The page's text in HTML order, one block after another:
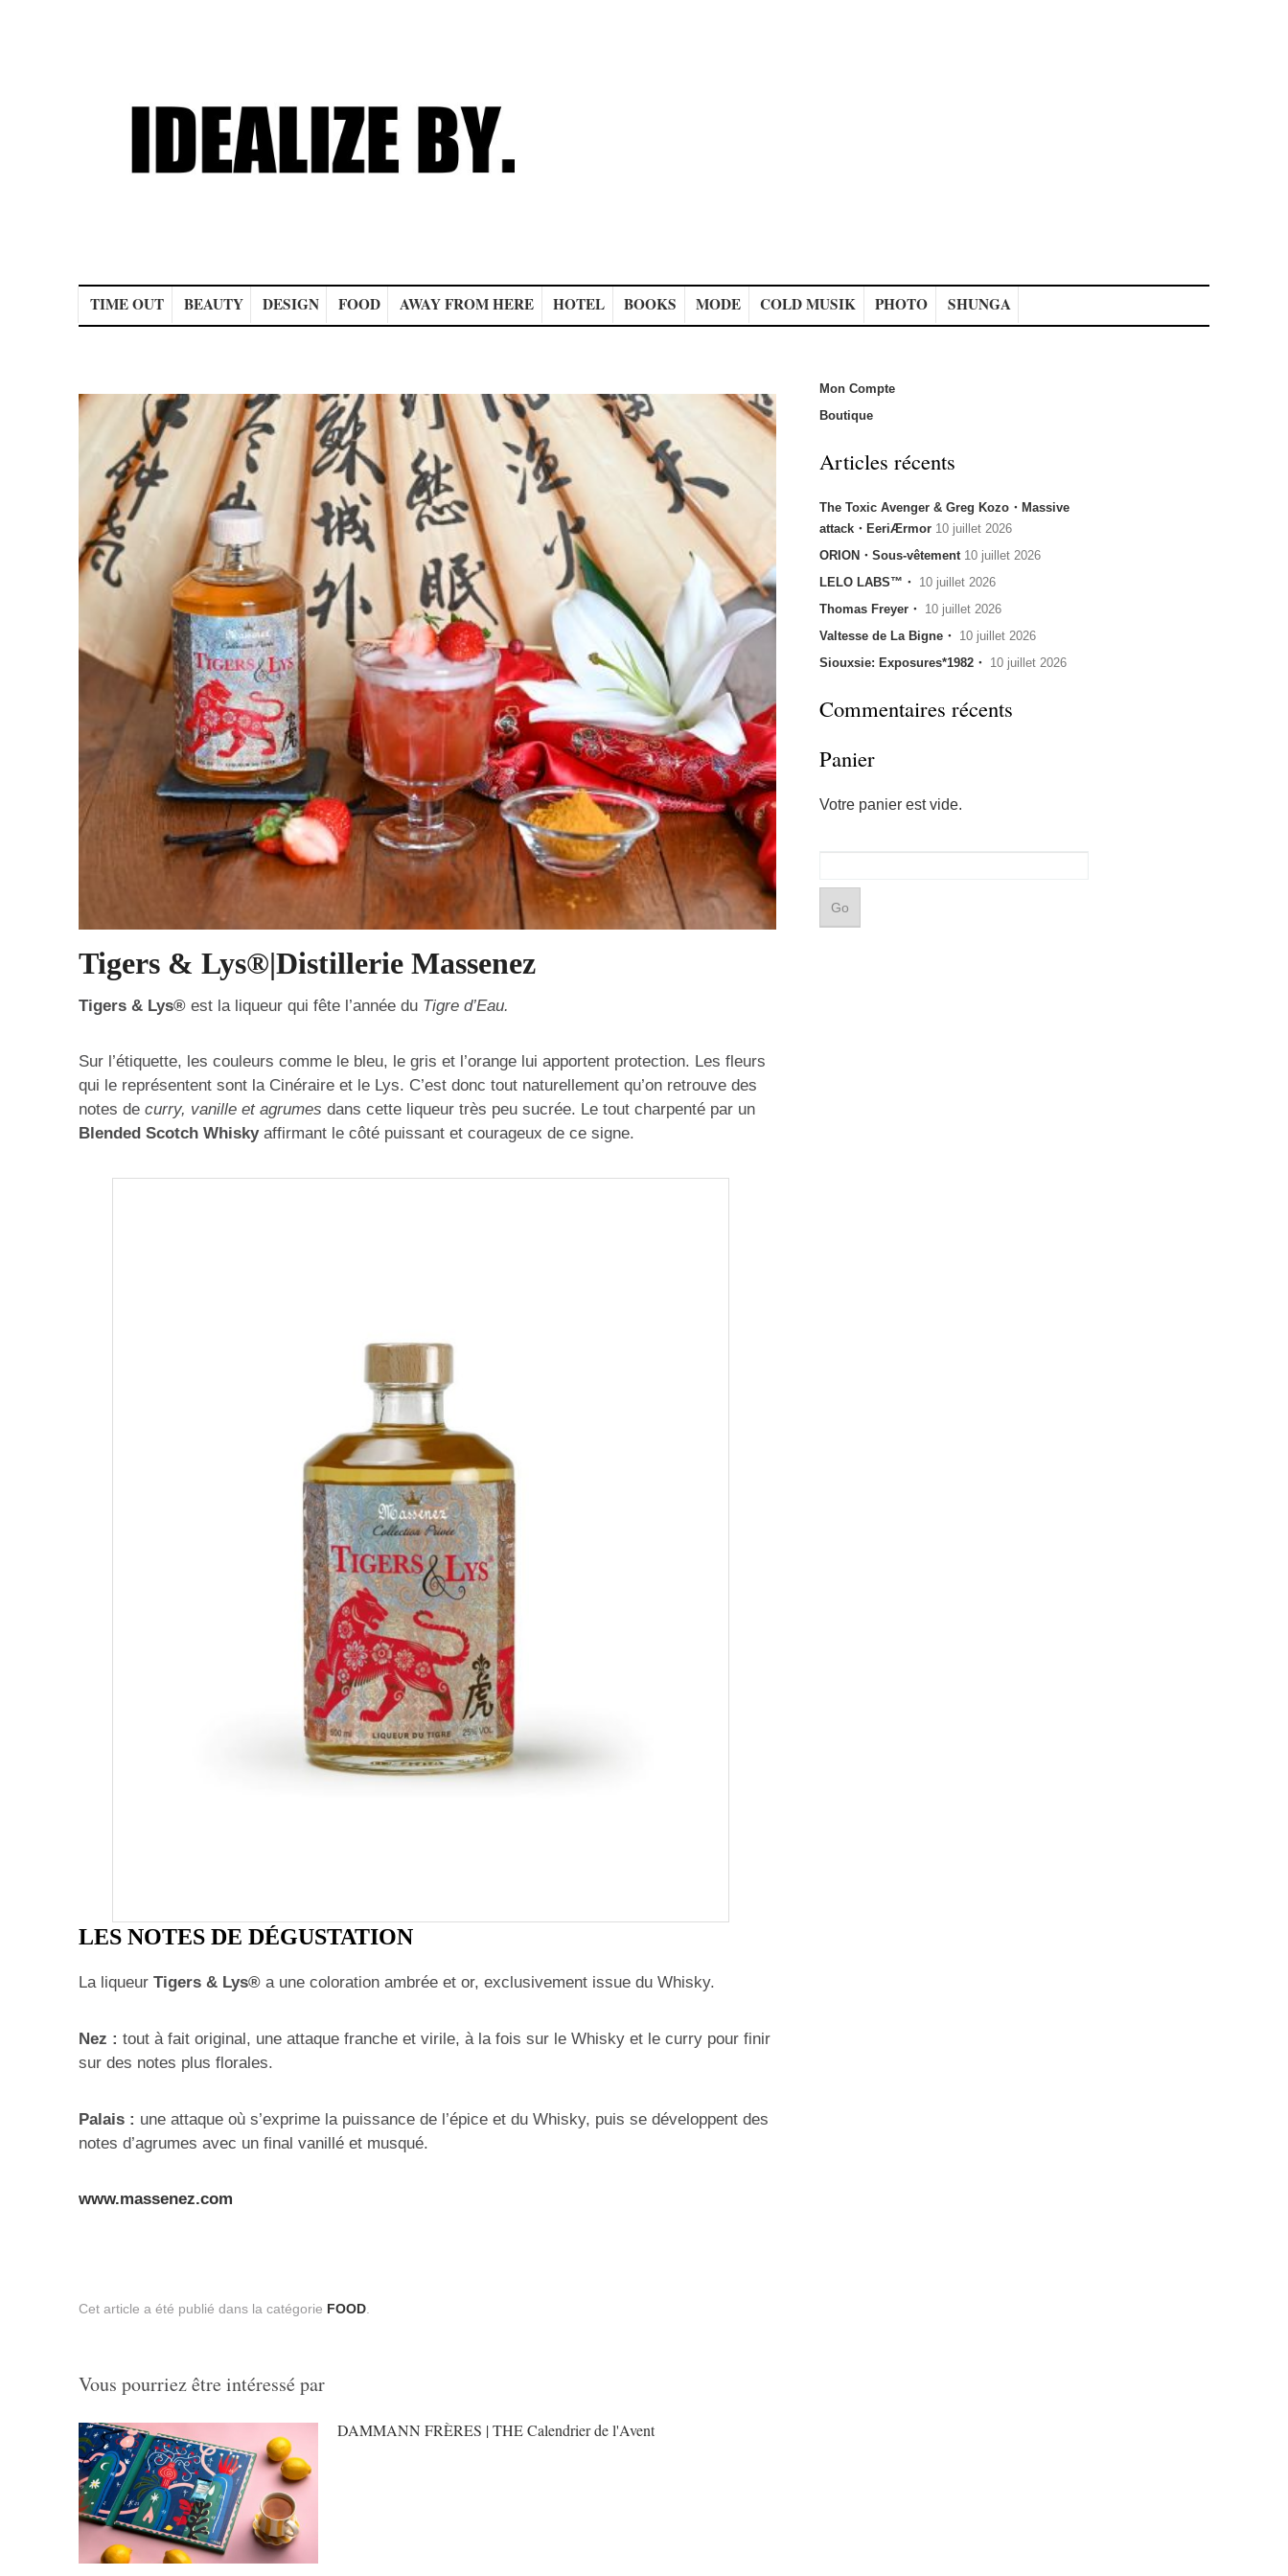
TIME OUT BEAUTY DESIGN FOOD AWAY FROM HERE HOTEL BOOKS MODE COLD MUSIK PHOTO SHUNGA
Post navigation
Tigers & Lys®|Distillerie Massenez
Tigers & Lys® est la liqueur qui fête l’année du Tigre d’Eau.
Sur l’étiquette, les couleurs comme le bleu, le gris et l’orange lui apportent protection. Les fleurs
qui le représentent sont la Cinéraire et le Lys. C’est donc tout naturellement qu’on retrouve des
notes de curry, vanille et agrumes dans cette liqueur très peu sucrée. Le tout charpenté par un
Blended Scotch Whiskyaffirmant le côté puissant et courageux de ce signe.
LES NOTES DE DÉGUSTATION
La liqueur Tigers & Lys® a une coloration ambrée et or, exclusivement issue du Whisky.
Nez : tout à fait original, une attaque franche et virile, à la fois sur le Whisky et le curry pour finir
sur des notes plus florales.
Palais : une attaque où s’exprime la puissance de l’épice et du Whisky, puis se développent des
notes d’agrumes avec un final vanillé et musqué.
www.massenez.com
Cet article a été publié dans la catégorie FOOD.
Vous pourriez être intéressé par
DAMMANN FRÈRES | THE Calendrier de l'Avent
Mon Compte
Boutique
Articles récents
The Toxic Avenger & Greg Kozo・Massive
attack・EeriÆrmor 10 juillet 2026
ORION・Sous-vêtement 10 juillet 2026
LELO LABS™・ 10 juillet 2026
Thomas Freyer・ 10 juillet 2026
Valtesse de La Bigne・ 10 juillet 2026
Siouxsie: Exposures*1982・ 10 juillet 2026
Commentaires récents
Panier
Votre panier est vide.